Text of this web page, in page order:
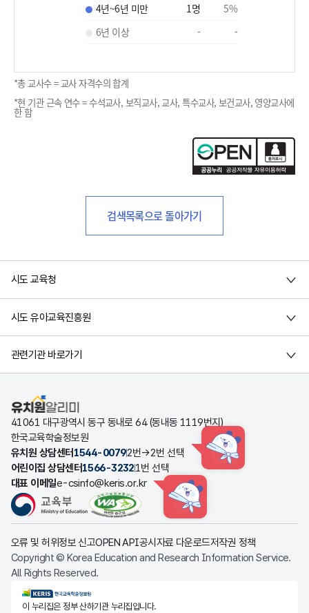
4년~6년 미만
1명 5%
6년 이상
- -
*총 교사수 = 교사 자격수의 합계
*현 기관 근속 연수 = 수석교사, 보직교사, 교사, 특수교사, 보건교사, 영양교사에
한 함
검색목록으로 돌아가기
시도 교육청
시도 유아교육진흥원
관련기관 바로가기
유치원알리미
41061 대구광역시 동구 동내로 64 (동내동 1119번지)
한국교육학술정보원
유치원 상담센터 1544-00792번→2번 선택 HINT
어린이집 상담센터1566-32321번 선택
대표 이메일e-csinfo@keris.or.kr
HINT
오류 및 허위정보 신고OPEN API공시자료 다운로드저작권 정책
Copyright © Korea Education and Research Information Service.
All Rights Reserved.
KERIS한국교육학술정보원
이 누리집은 정부 산하기관 누리집입니다.